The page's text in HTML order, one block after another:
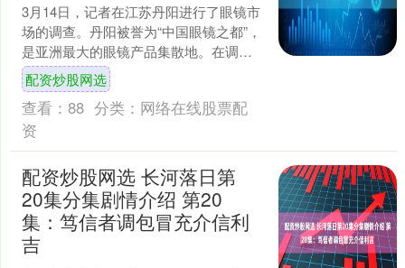
3月14日，记者在江苏丹阳进行了眼镜市
场的调查。丹阳被誉为“中国眼镜之都”，
是亚洲最大的眼镜产品集散地。在调查
过程中，记者发现个别商家在谈及进货
价格时非常谨慎，....
配资炒股网选
查看： 88 分类： 网络在线股票配
资
配资炒股网选 长河落日第
20集分集剧情介绍 第20
集：笃信者调包冒充介信利
吉